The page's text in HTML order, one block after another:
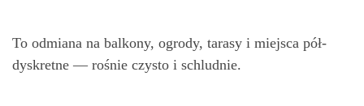
To odmiana na balkony, ogrody, tarasy i miejsca pół-
dyskretne — rośnie czysto i schludnie.